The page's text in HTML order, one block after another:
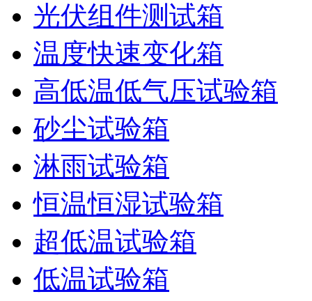
光伏组件测试箱
温度快速变化箱
高低温低气压试验箱
砂尘试验箱
淋雨试验箱
恒温恒湿试验箱
超低温试验箱
低温试验箱